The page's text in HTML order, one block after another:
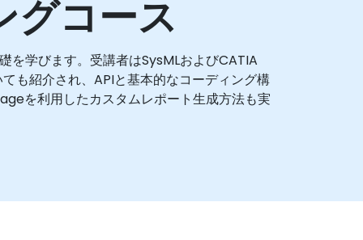
グコース
を学びます。受講者はSysMLおよびCATIA
も紹介され、APIと基本的なコーディング構
を利用したカスタムレポート生成方法も実